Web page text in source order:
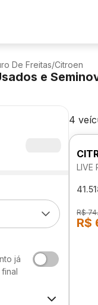
De Freitas/Citroen
e
já
4
LIVE
R$
R$